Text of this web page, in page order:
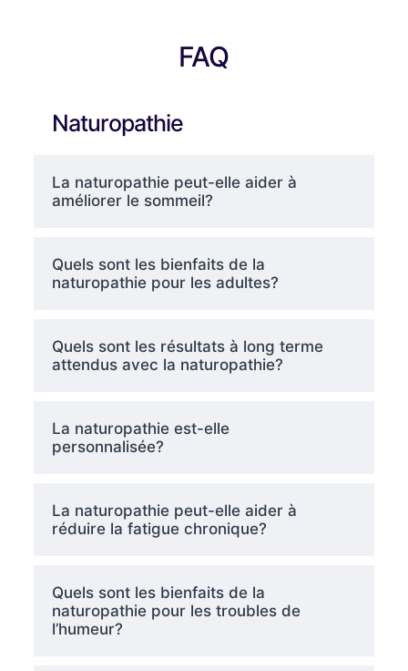
FAQ
Naturopathie
La naturopathie peut-elle aider à
améliorer le sommeil?
Quels sont les bienfaits de la
naturopathie pour les adultes?
Quels sont les résultats à long terme
attendus avec la naturopathie?
La naturopathie est-elle
personnalisée?
La naturopathie peut-elle aider à
réduire la fatigue chronique?
Quels sont les bienfaits de la
naturopathie pour les troubles de
l’humeur?